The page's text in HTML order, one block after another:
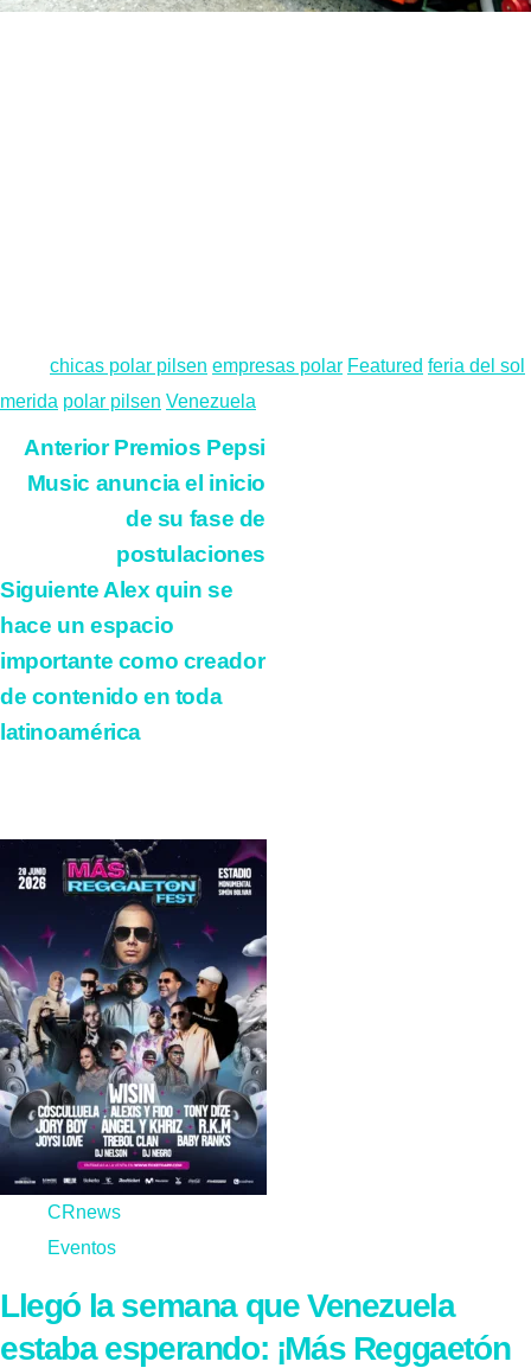
chicas polar pilsen empresas polar Featured feria del sol
merida polar pilsen Venezuela
Seguir
leyendo
AnteriorPremios Pepsi
Music anuncia el inicio
de su fase de
postulaciones
SiguienteAlex quin se
hace un espacio
importante como creador
de contenido en toda
latinoamérica
CRnews
Eventos
Llegó la semana que Venezuela
estaba esperando: ¡Más Reggaetón